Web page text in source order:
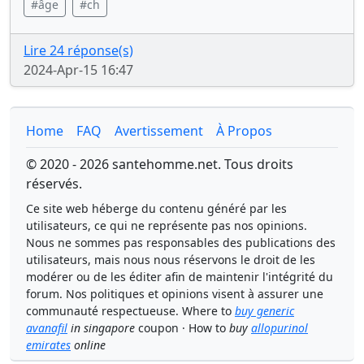
#âge #ch
Lire 24 réponse(s)
2024-Apr-15 16:47
Home FAQ Avertissement
À Propos
© 2020 - 2026 santehomme.net. Tous droits
réservés.
Ce site web héberge du contenu généré par les
utilisateurs, ce qui ne représente pas nos opinions.
Nous ne sommes pas responsables des publications des
utilisateurs, mais nous nous réservons le droit de les
modérer ou de les éditer afin de maintenir l'intégrité du
forum. Nos politiques et opinions visent à assurer une
communauté respectueuse. Where to buy generic
avanafil in singapore coupon · How to buy allopurinol
emirates online